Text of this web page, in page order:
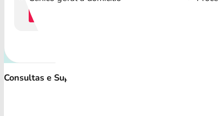
Consultas e Suporte Veterinário Irrestrito